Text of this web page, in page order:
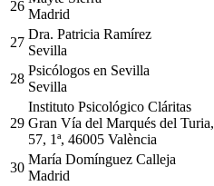
26
Madrid
27
Dra. Patricia Ramírez
Sevilla
28
Psicólogos en Sevilla
Sevilla
29
Instituto Psicológico Cláritas
Gran Vía del Marqués del Turia,
57, 1ª, 46005 València
30
María Domínguez Calleja
Madrid